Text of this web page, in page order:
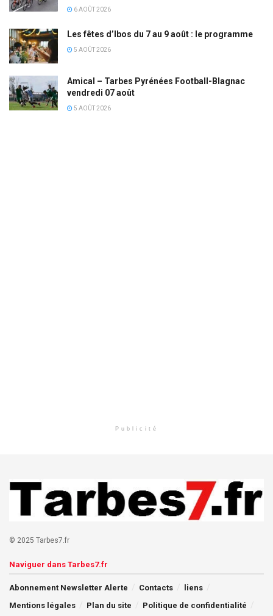
6 AOÛT 2026
Les fêtes d’Ibos du 7 au 9 août : le programme
5 AOÛT 2026
Amical – Tarbes Pyrénées Football-Blagnac
vendredi 07 août
5 AOÛT 2026
Publicité
© 2025 Tarbes7.fr
Naviguer dans Tarbes7.fr
Abonnement Newsletter Alerte Contacts
liens
Mentions légales
Plan du site Politique de confidentialité